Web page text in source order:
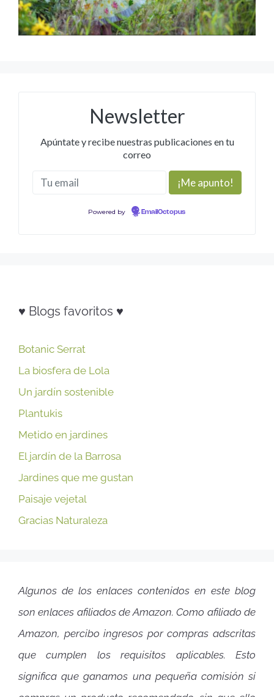
Newsletter
Apúntate y recibe nuestras publicaciones en tu
correo
Powered by EmailOctopus
♥ Blogs favoritos ♥
Botanic Serrat
La biosfera de Lola
Un jardín sostenible
Plantukis
Metido en jardines
El jardín de la Barrosa
Jardines que me gustan
Paisaje vejetal
Gracias Naturaleza
Algunos de los enlaces contenidos en este blog
son enlaces afiliados de Amazon. Como afiliado de
Amazon, percibo ingresos por compras adscritas
que cumplen los requisitos aplicables. Esto
significa que ganamos una pequeña comisión si